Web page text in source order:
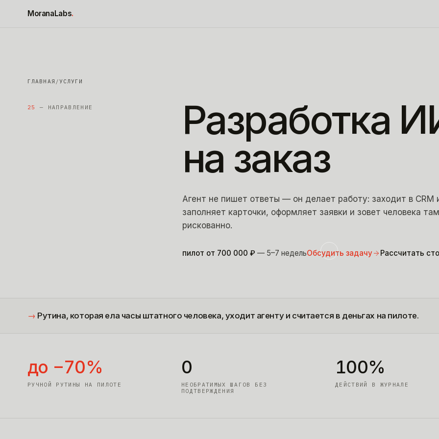
MoranaLabs.
ГЛАВНАЯ /УСЛУГИ
25 — НАПРАВЛЕНИЕ Разработка
на заказ
Агент не пишет ответы — он делает работу: заходит в CRM
заполняет карточки, оформляет заявки и зовет человека
рискованно.
пилот от 700 000 ₽ — 5–7 недельОбсудить задачу Рассчитать
→ Рутина, которая ела часы штатного человека, уходит агенту и считается в деньгах на пилоте.
до −70%
РУЧНОЙ РУТИНЫ НА ПИЛОТЕ
0
НЕОБРАТИМЫХ ШАГОВ БЕЗ
ПОДТВЕРЖДЕНИЯ
100%
ДЕЙСТВИЙ В ЖУРНАЛЕ